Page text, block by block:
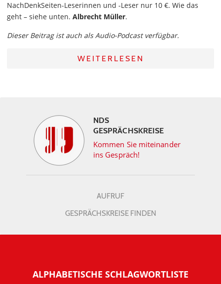
NachDenkSeiten-Leserinnen und -Leser nur 10 €. Wie das
geht – siehe unten. Albrecht Müller.
Dieser Beitrag ist auch als Audio-Podcast verfügbar.
WEITERLESEN
NDS
GESPRÄCHSKREISE
Kommen Sie miteinander
ins Gespräch!
AUFRUF
GESPRÄCHSKREISE FINDEN
ALPHABETISCHE SCHLAGWORTLISTE